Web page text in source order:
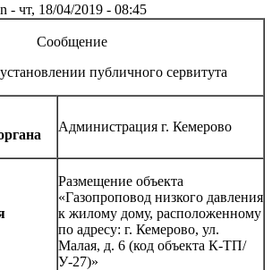
- чт, 18/04/2019 - 08:45
Сообщение
публичного сервитута
Администрация г. Кемерово
Размещение объекта
«Газопроповод низкого давления
к жилому дому, расположенному
по адресу: г. Кемерово, ул.
Малая, д. 6 (код объекта К-ТП/
У-27)»